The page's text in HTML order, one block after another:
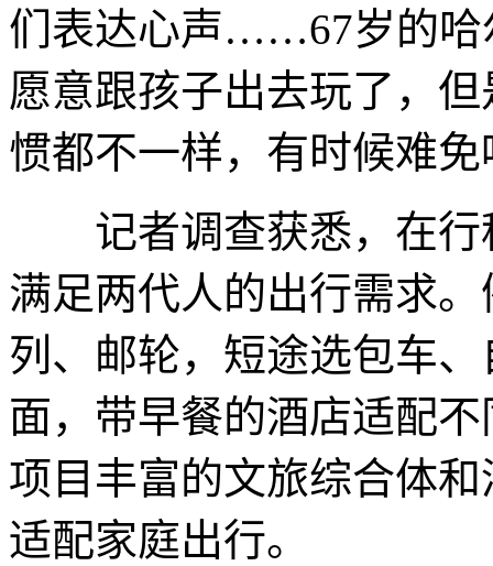
们表达心声……67岁的哈
愿意跟孩子出去玩了，
惯都不一样，有时候难免
记者调查获悉，在行
满足两代人的出行需求
列、邮轮，短途选包车
面，带早餐的酒店适配
项目丰富的文旅综合体
适配家庭出行。